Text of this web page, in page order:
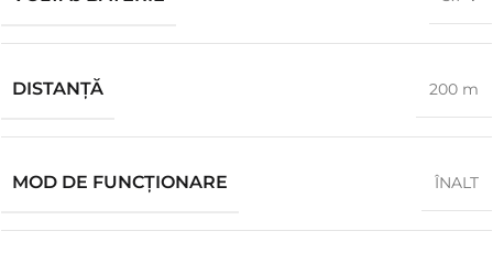
DISTANŢĂ 200 m
MOD DE FUNCȚIONARE ÎNALT